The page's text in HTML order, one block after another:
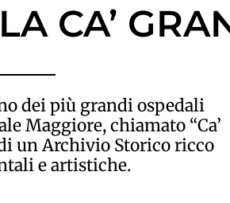
CA’
dei più grandi ospedali
Maggiore, chiamato “Ca’
un Archivio Storico ricco
e artistiche.